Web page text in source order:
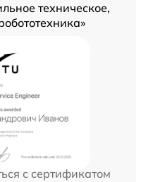
техническое,
с сертификатом